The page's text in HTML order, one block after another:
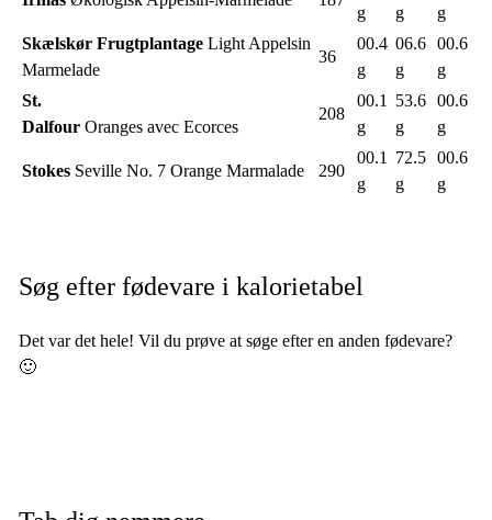
g g
g
Skælskør FrugtplantageLight Appelsin
Marmelade
36
00.4
g
06.6
g
00.6
g
St.
DalfourOranges avec Ecorces
208
00.1
g
53.6
g
00.6
g
StokesSeville No. 7 Orange Marmalade 290
00.1
g
72.5
g
00.6
g
Søg efter fødevare i kalorietabel
Det var det hele! Vil du prøve at søge efter en anden fødevare?
🙂